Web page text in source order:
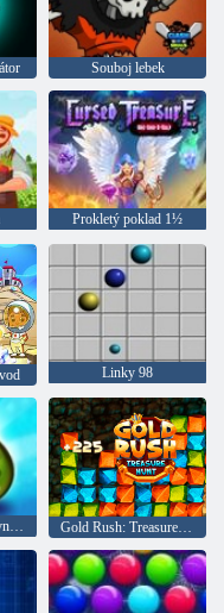
Souboj lebek
Prokletý poklad 1½
Linky 98
Dobrodružství šťavnatých bobulí Gold Rush: Treasure Hunter